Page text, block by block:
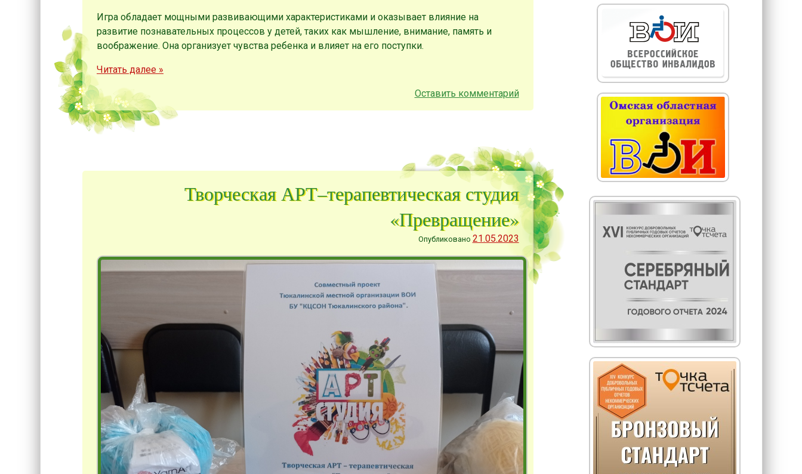
Игра обладает мощными развивающими характеристиками и оказывает влияние на
развитие познавательных процессов у детей, таких как мышление, внимание, память и
воображение. Она организует чувства ребенка и влияет на его поступки.
Читать далее »
Оставить комментарий
Творческая АРТ–терапевтическая студия
«Превращение»
Опубликовано 21.05.2023